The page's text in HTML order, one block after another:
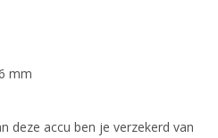
mm
deze accu ben je verzekerd van